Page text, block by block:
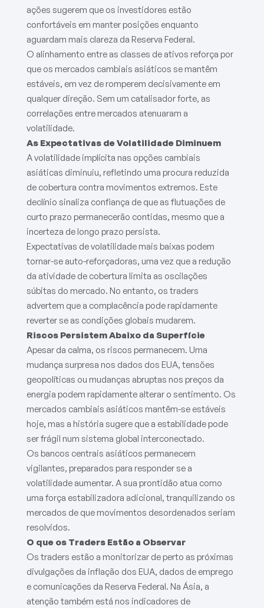
ações sugerem que os investidores estão
confortáveis em manter posições enquanto
aguardam mais clareza da Reserva Federal.
O alinhamento entre as classes de ativos reforça por
que os mercados cambiais asiáticos se mantêm
estáveis, em vez de romperem decisivamente em
qualquer direção. Sem um catalisador forte, as
correlações entre mercados atenuaram a
volatilidade.
As Expectativas de Volatilidade Diminuem
A volatilidade implícita nas opções cambiais
asiáticas diminuiu, refletindo uma procura reduzida
de cobertura contra movimentos extremos. Este
declínio sinaliza confiança de que as flutuações de
curto prazo permanecerão contidas, mesmo que a
incerteza de longo prazo persista.
Expectativas de volatilidade mais baixas podem
tornar-se auto-reforçadoras, uma vez que a redução
da atividade de cobertura limita as oscilações
súbitas do mercado. No entanto, os traders
advertem que a complacência pode rapidamente
reverter se as condições globais mudarem.
Riscos Persistem Abaixo da Superfície
Apesar da calma, os riscos permanecem. Uma
mudança surpresa nos dados dos EUA, tensões
geopolíticas ou mudanças abruptas nos preços da
energia podem rapidamente alterar o sentimento. Os
mercados cambiais asiáticos mantêm-se estáveis
hoje, mas a história sugere que a estabilidade pode
ser frágil num sistema global interconectado.
Os bancos centrais asiáticos permanecem
vigilantes, preparados para responder se a
volatilidade aumentar. A sua prontidão atua como
uma força estabilizadora adicional, tranquilizando os
mercados de que movimentos desordenados seriam
resolvidos.
O que os Traders Estão a Observar
Os traders estão a monitorizar de perto as próximas
divulgações da inflação dos EUA, dados de emprego
e comunicações da Reserva Federal. Na Ásia, a
atenção também está nos indicadores de